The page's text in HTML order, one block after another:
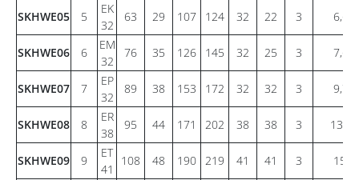
SKHWE05 5
EK
32
63 29 107 124 32 22 3 6,69
SKHWE06 6
EM
32
76 35 126 145 32 25 3 7,60
SKHWE07 7
EP
32
89 38 153 172 32 32 3 9,72
SKHWE08 8
ER
38
95 44 171 202 38 38 3 13,70
SKHWE09 9
ET
41
108 48 190 219 41 41 3 15,9